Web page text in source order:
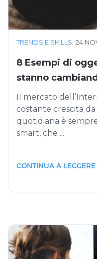
TRENDS E SKILLS ·24
8 Esempi di
stanno
Il mercato
costante crescita da
quotidiana è
smart, che ...
CONTINUA A LEGGERE